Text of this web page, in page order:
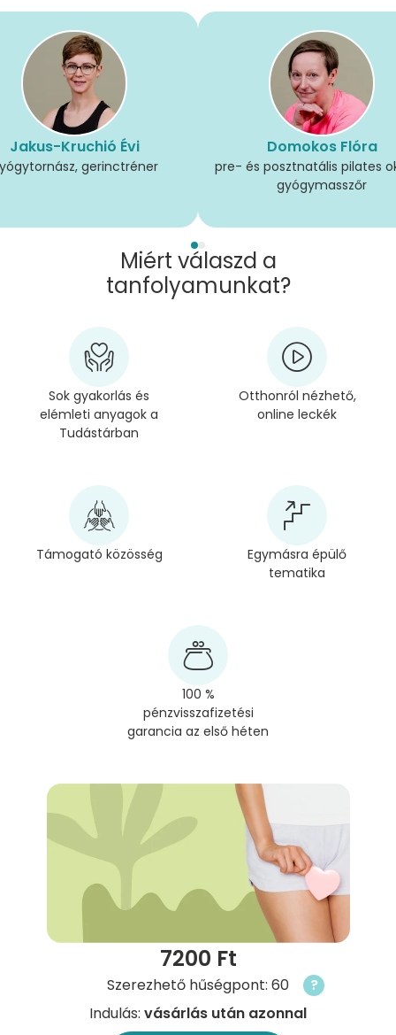
Jakus-Kruchió Évi
gerinctréner
Domokos Flóra
pre- és posztnatális pilates
gyógymasszőr
Miért válaszd a
tanfolyamunkat?
Sok gyakorlás és
elémleti anyagok a
Tudástárban
Otthonról nézhető,
online leckék
Támogató közösség
Egymásra épülő
tematika
100 %
pénzvisszafizetési
garancia az első héten
7200 Ft
Szerezhető hűségpont: 60
?
Indulás: vásárlás után azonnal